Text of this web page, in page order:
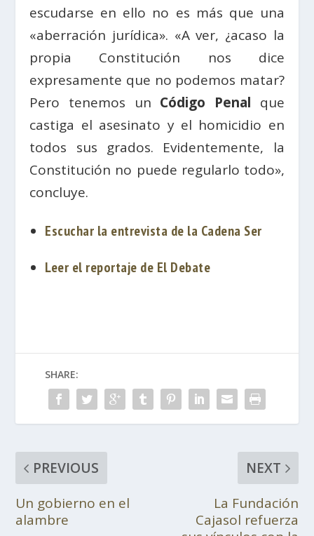
escudarse en ello no es más que una
«aberración jurídica». «A ver, ¿acaso la
propia Constitución nos dice
expresamente que no podemos matar?
Pero tenemos un Código Penal que
castiga el asesinato y el homicidio en
todos sus grados. Evidentemente, la
Constitución no puede regularlo todo»,
concluye.
Escuchar la entrevista de la Cadena Ser
Leer el reportaje de El Debate
SHARE:
PREVIOUS
Un gobierno en el
alambre
NEXT
La Fundación
Cajasol refuerza